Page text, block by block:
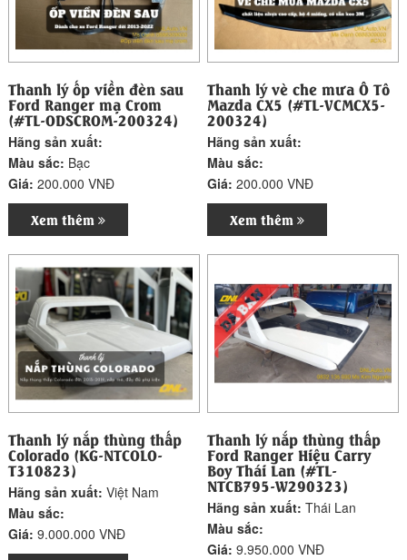
Thanh lý ốp viền đèn sau
Ford Ranger mạ Crom
(#TL-ODSCROM-200324)
Hãng sản xuất:
Màu sắc: Bạc
Giá:200.000 VNĐ
Xem thêm
Thanh lý vè che mưa Ô Tô
Mazda CX5 (#TL-VCMCX5-
200324)
Hãng sản xuất:
Màu sắc:
Giá:200.000 VNĐ
Xem thêm
Thanh lý nắp thùng thấp
Colorado (KG-NTCOLO-
T310823)
Hãng sản xuất:Việt Nam
Màu sắc:
Giá:9.000.000 VNĐ
Thanh lý nắp thùng thấp
Ford Ranger Hiệu Carry
Boy Thái Lan (#TL-
NTCB795-W290323)
Hãng sản xuất:Thái Lan
Màu sắc:
Giá:9.950.000 VNĐ